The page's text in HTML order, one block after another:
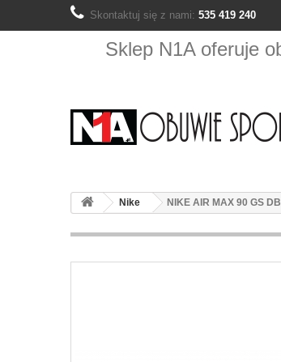
Skontaktuj się z nami: 535 419 240
Sklep N1A oferuje
Nike NIKE AIR MAX 90 GS